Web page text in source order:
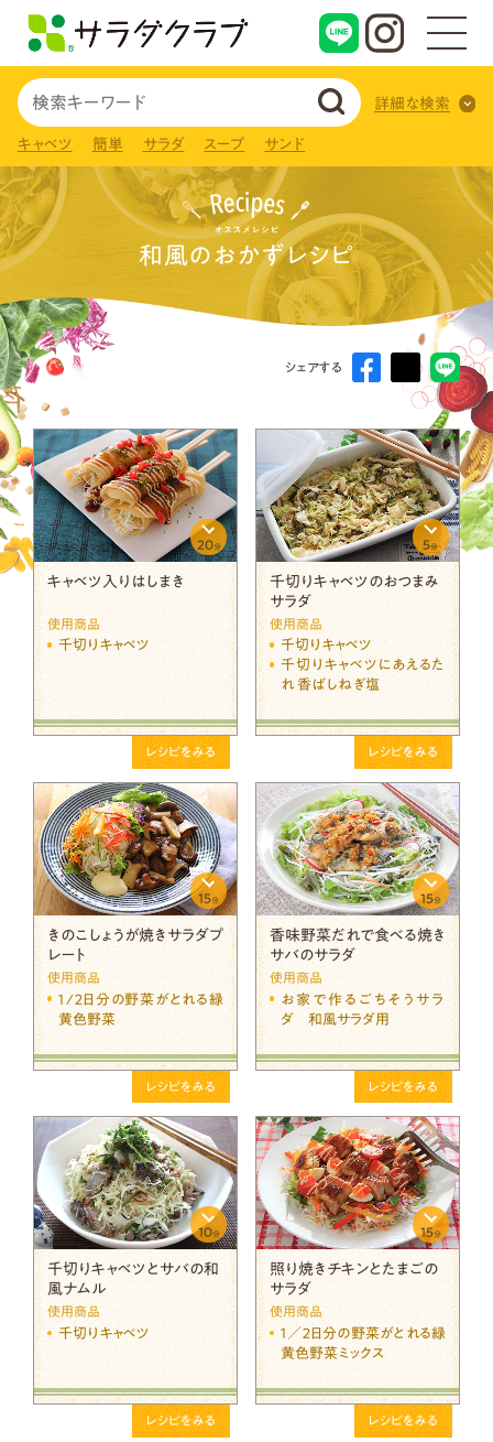
和風のおかずレシピ
詳細な検索
キャベツ 簡単 サラダ スープ サンド
シェアする
キャベツ入りはしまき
20分
使用商品
千切りキャベツ
レシピをみる
千切りキャベツのおつまみ
サラダ
5分
使用商品
千切りキャベツ
千切りキャベツにあえるた
れ 香ばしねぎ塩
レシピをみる
きのこしょうが焼きサラダプ
レート
15分
使用商品
１/２日分の野菜がとれる緑
黄色野菜
レシピをみる
香味野菜だれで食べる焼き
サバのサラダ
15分
使用商品
お家で作るごちそうサラ
ダ 和風サラダ用
レシピをみる
千切りキャベツとサバの和
風ナムル
10分
使用商品
千切りキャベツ
レシピをみる
照り焼きチキンとたまごの
サラダ
15分
使用商品
１／２日分の野菜がとれる緑
黄色野菜ミックス
レシピをみる